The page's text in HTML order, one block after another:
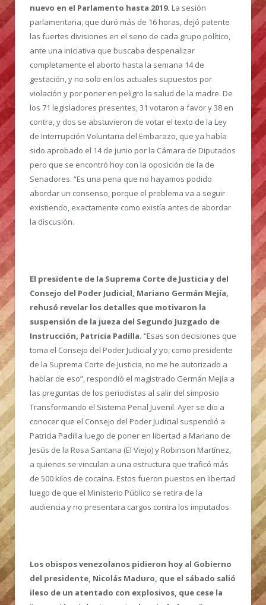
nuevo en el Parlamento hasta 2019. La sesión
parlamentaria, que duró más de 16 horas, dejó patente
las fuertes divisiones en el seno de cada grupo político,
ante una iniciativa que buscaba despenalizar
completamente el aborto hasta la semana 14 de
gestación, y no solo en los actuales supuestos por
violación y por poner en peligro la salud de la madre. De
los 71 legisladores presentes, 31 votaron a favor y 38 en
contra, y dos se abstuvieron de votar el texto de la Ley
de Interrupción Voluntaria del Embarazo, que ya había
sido aprobado el 14 de junio por la Cámara de Diputados
pero que se encontró hoy con la oposición de la de
Senadores. “Es una pena que no hayamos podido
abordar un consenso, porque el problema va a seguir
existiendo, exactamente como existía antes de abordar
la discusión.
El presidente de la Suprema Corte de Justicia y del
Consejo del Poder Judicial, Mariano Germán Mejía,
rehusó revelar los detalles que motivaron la
suspensión de la jueza del Segundo Juzgado de
Instrucción, Patricia Padilla. “Esas son decisiones que
toma el Consejo del Poder Judicial y yo, como presidente
de la Suprema Corte de Justicia, no me he autorizado a
hablar de eso”, respondió el magistrado Germán Mejía a
las preguntas de los periodistas al salir del simposio
Transformando el Sistema Penal Juvenil. Ayer se dio a
conocer que el Consejo del Poder Judicial suspendió a
Patricia Padilla luego de poner en libertad a Mariano de
Jesús de la Rosa Santana (El Viejo) y Robinson Martínez,
a quienes se vinculan a una estructura que traficó más
de 500 kilos de cocaína. Estos fueron puestos en libertad
luego de que el Ministerio Público se retira de la
audiencia y no presentara cargos contra los imputados.
Los obispos venezolanos pidieron hoy al Gobierno
del presidente, Nicolás Maduro, que el sábado salió
ileso de un atentado con explosivos, que cese la